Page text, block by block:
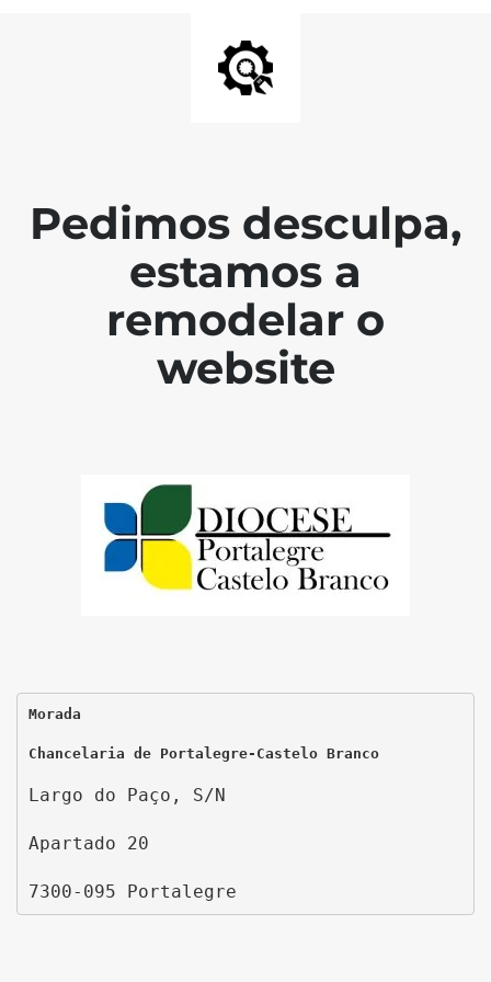
Pedimos desculpa,
estamos a
remodelar o
website
Morada
Chancelaria de Portalegre-Castelo Branco
Largo do Paço, S/N
Apartado 20
7300-095 Portalegre